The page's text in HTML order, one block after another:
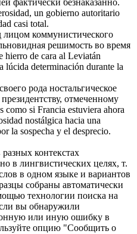
фактически безнаказанно.
, un gobierno autoritario
casi total.
лицом коммунистического
решимость во время
hierro de cara al Leviatán
lúcida determinación durante la
рода ностальгическое
отмеченному
como si Francia estuviera ahora
nostálgica hacia una
la sospecha y el desprecio.
контекстах
в лингвистических целях, т.
в одном языке и вариантов
собраны автоматически
технологии поиска на
вы обнаружили
или иную ошибку в
опцию "Сообщить о